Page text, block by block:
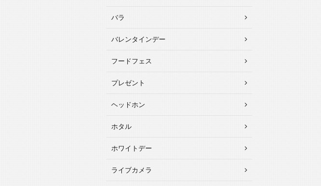
バラ
バレンタインデー
フードフェス
プレゼント
ヘッドホン
ホタル
ホワイトデー
ライブカメラ